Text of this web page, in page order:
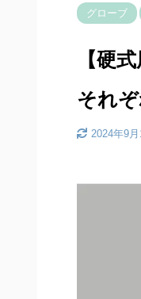
グローブ
【硬
それぞ
2024年9月